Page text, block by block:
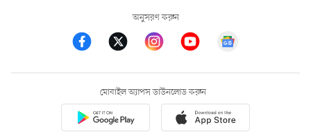
অনুসরণ করুন
মোবাইল অ্যাপস ডাউনলোড করুন